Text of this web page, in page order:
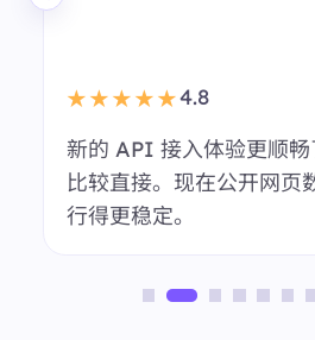
过程也
任务运
轻松。
匿名用户